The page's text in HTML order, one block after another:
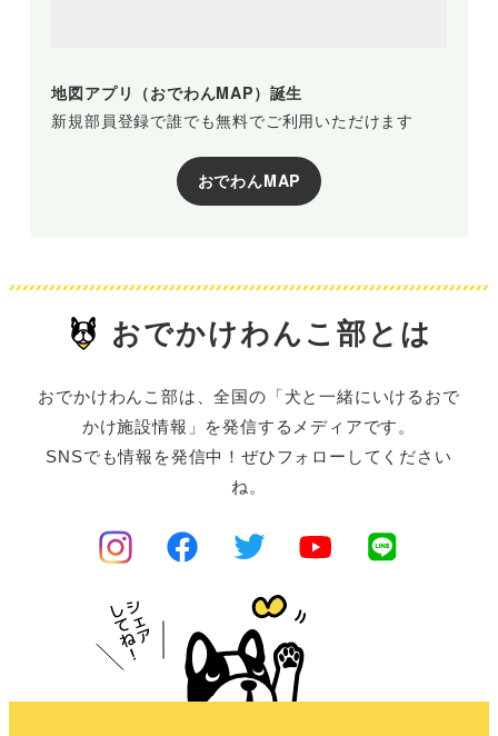
地図アプリ（おでわんMAP）誕生
新規部員登録で誰でも無料でご利用いただけます
おでわんMAP
おでかけわんこ部とは
おでかけわんこ部は、全国の「犬と一緒にいけるおで
かけ施設情報」を発信するメディアです。
SNSでも情報を発信中！ぜひフォローしてください
ね。